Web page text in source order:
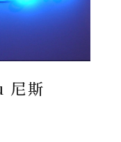
尼斯